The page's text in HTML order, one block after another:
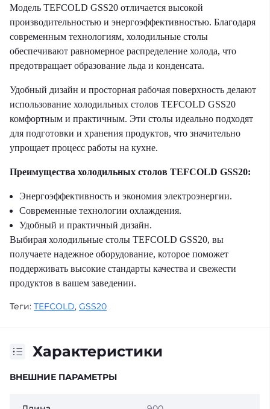
Модель TEFCOLD GSS20 отличается высокой
производительностью и энергоэффективностью. Благодаря
современным технологиям, холодильные столы
обеспечивают равномерное распределение холода, что
предотвращает образование льда и конденсата.
Удобный дизайн и просторная рабочая поверхность делают
использование холодильных столов TEFCOLD GSS20
комфортным и практичным. Эти столы идеально подходят
для подготовки и хранения продуктов, что значительно
упрощает процесс работы на кухне.
Преимущества холодильных столов TEFCOLD GSS20:
Энергоэффективность и экономия электроэнергии.
Современные технологии охлаждения.
Удобный и практичный дизайн.
Выбирая холодильные столы TEFCOLD GSS20, вы
получаете надежное оборудование, которое поможет
поддерживать высокие стандарты качества и свежести
продуктов в вашем заведении.
Теги: TEFCOLD, GSS20
Характеристики
ВНЕШНИЕ ПАРАМЕТРЫ